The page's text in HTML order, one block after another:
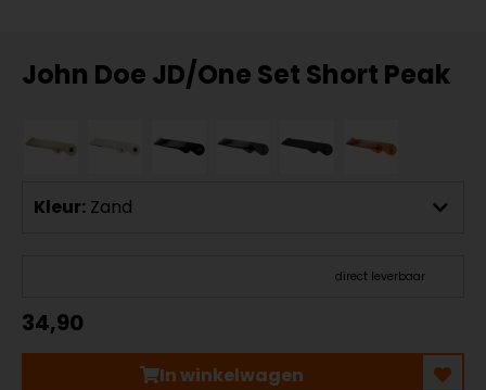
John Doe JD/One Set Short Peak
Kleur: Zand
direct leverbaar
34,90
In winkelwagen